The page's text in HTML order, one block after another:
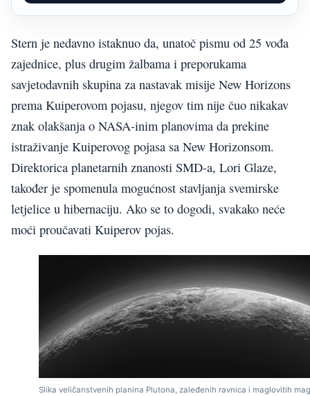
Stern je nedavno istaknuo da, unatoč pismu od 25 vođa
zajednice, plus drugim žalbama i preporukama
savjetodavnih skupina za nastavak misije New Horizons
prema Kuiperovom pojasu, njegov tim nije čuo nikakav
znak olakšanja o NASA-inim planovima da prekine
istraživanje Kuiperovog pojasa sa New Horizonsom.
Direktorica planetarnih znanosti SMD-a, Lori Glaze,
također je spomenula mogućnost stavljanja svemirske
letjelice u hibernaciju. Ako se to dogodi, svakako neće
moći proučavati Kuiperov pojas.
Slika veličanstvenih planina Plutona, zaleđenih ravnica i maglovitih